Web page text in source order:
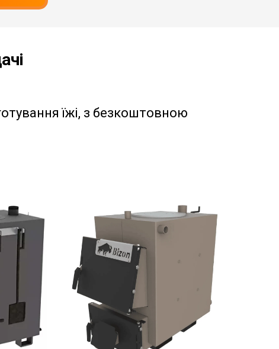
їжі, з безкоштовною